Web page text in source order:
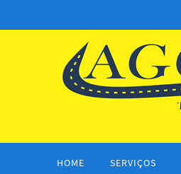
HOME SERVIÇOS